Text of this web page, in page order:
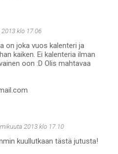
klo 17.06
on joka vuos kalenteri ja
kaiken. Ei kalenteria ilman
oon :D Olis mahtavaa
2013 klo 17.10
kuullutkaan tästä jutusta!